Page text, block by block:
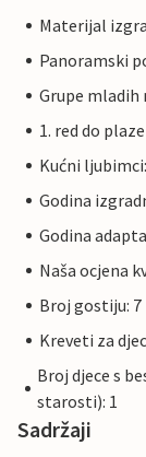
Materijal
Panoramski
Grupe mladih
1. red do plaze
Kućni
Godina
Godina
Naša ocjena
Broj gostiju: 7
Kreveti za
Broj djece s
starosti): 1
Sadržaji